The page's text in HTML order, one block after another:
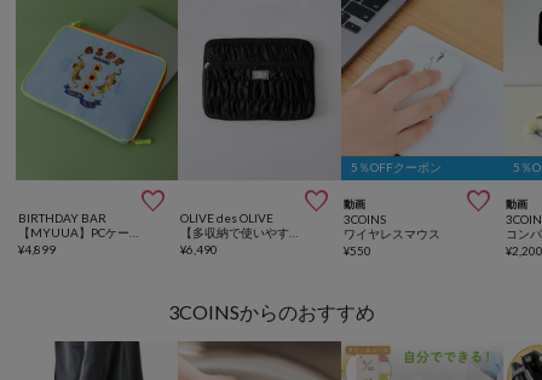

BIRTHDAY BAR
¥4,899

OLIVE des OLIVE
¥6,490
5％OFFクーポン
動画 
3COINS
ワイヤレスマウス
¥550
5％
動画
¥
3COINSからのおすすめ